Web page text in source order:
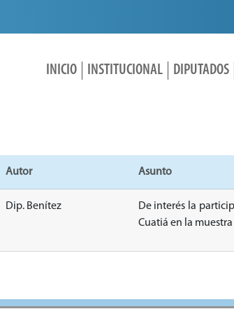
INICIO INSTITUCIONAL DIPUTADOS
Autor Asunto
Dip. Benítez
De interés la
Cuatiá en la muestra